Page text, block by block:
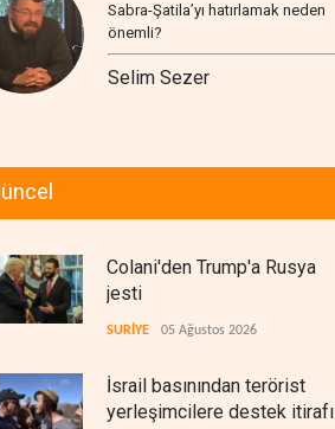
Sabra-Şatila’yı hatırlamak neden
önemli?
Selim Sezer
Colani'den Trump'a Rusya
jesti
SURİYE 05 Ağustos 2026
İsrail basınından terörist
yerleşimcilere destek itirafı